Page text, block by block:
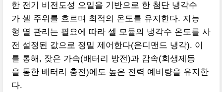
한 전기 비전도성 오일을 기반으로 한 첨단 냉각수
가 셀 주위를 흐르며 최적의 온도를 유지한다. 지능
형 열 관리는 필요에 따라 셀 모듈의 냉각수 온도를 사
전 설정된 값으로 정밀 제어한다(온디맨드 냉각). 이
를 통해, 잦은 가속(배터리 방전)과 감속(회생제동
을 통한 배터리 충전)에도 높은 전력 예비량을 유지한
다.